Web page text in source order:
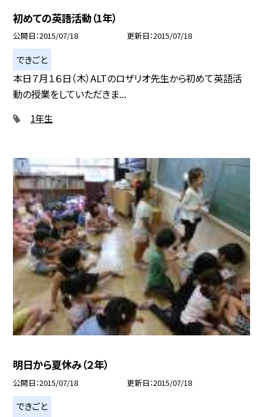
初めての英語活動（1年）
公開日 2015/07/18 更新日 2015/07/18
できごと
本日７月１６日（木）ALTのロザリオ先生から初めて英語活
動の授業をしていただきま...
1年生
明日から夏休み（２年）
公開日 2015/07/18 更新日 2015/07/18
できごと